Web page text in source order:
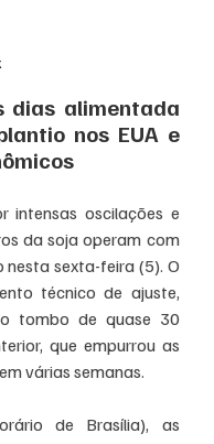
dias alimentada
nos EUA e
intensas oscilações e
da soja operam com
sexta-feira (5). O
técnico de ajuste,
tombo de quase 30
que empurrou as
várias semanas.
de Brasília), as